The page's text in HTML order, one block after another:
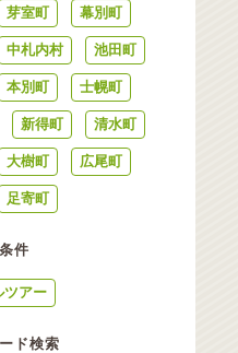
芽室町 幕別町
中札内村 池田町
本別町 士幌町
新得町 清水町
大樹町 広尾町
足寄町
件
ツアー
ド検索